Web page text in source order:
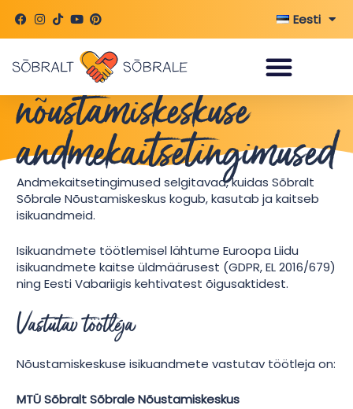
content
Eesti
Sõbralt Sõbrale
nõustamiskeskuse
andmekaitsetingimused
Andmekaitsetingimused selgitavad, kuidas Sõbralt
Sõbrale Nõustamiskeskus kogub, kasutab ja kaitseb
isikuandmeid.
Isikuandmete töötlemisel lähtume Euroopa Liidu
isikuandmete kaitse üldmäärusest (GDPR, EL 2016/679)
ning Eesti Vabariigis kehtivatest õigusaktidest.
Vastutav töötleja
Nõustamiskeskuse isikuandmete vastutav töötleja on:
MTÜ Sõbralt Sõbrale Nõustamiskeskus